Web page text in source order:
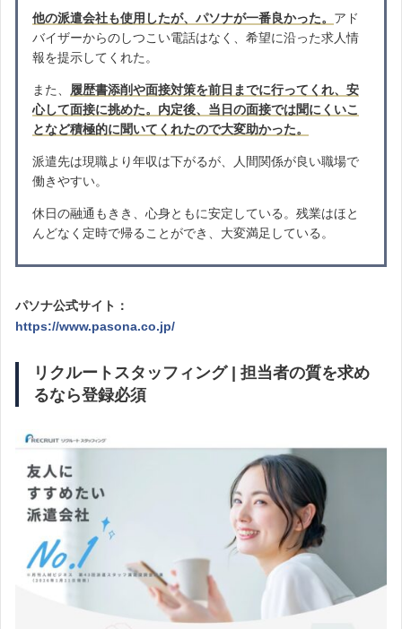
他の派遣会社も使用したが、パソナが一番良かった。 アド
バイザーからのしつこい電話はなく、希望に沿った求人情
報を提示してくれた。
また、 履歴書添削や面接対策を前日までに行ってくれ、安
心して面接に挑めた。内定後、当日の面接では聞にくいこ
となど積極的に聞いてくれたので大変助かった。
派遣先は現職より年収は下がるが、人間関係が良い職場で
働きやすい。
休日の融通もきき、心身ともに安定している。残業はほと
んどなく定時で帰ることができ、大変満足している。
パソナ公式サイト：
https://www.pasona.co.jp/
リクルートスタッフィング | 担当者の質を求め
るなら登録必須